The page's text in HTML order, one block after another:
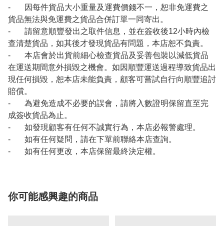
- 因每件貨品大小重量及運費價錢不一，恕非免運費之
貨品無法與免運費之貨品合併訂單一同寄出。
- 請留意順豐發出之取件信息，並在簽收後12小時內檢
查清楚貨品，如其後才發現貨品有問題，本店恕不負責。
- 本店會於出貨前細心檢查貨品及妥善包裝以減低貨品
在運送期間意外損毀之機會。如因順豐運送過程導致貨品出
現任何損毀，恕本店未能負責，顧客可嘗試自行向順豐追討
賠償。
- 為避免造成不必要的誤會，請將入數證明保留直至完
成簽收貨品為止。
- 如發現顧客有任何不誠實行為，本店必報警處理。
- 如有任何疑問，請在下單前聯絡本店查詢。
- 如有任何更改，本店保留最終決定權。
你可能感興趣的商品